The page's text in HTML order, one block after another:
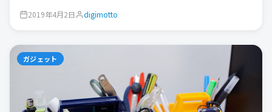
2019年4月2日 digimotto
ガジェット